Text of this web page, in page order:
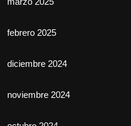
febrero 2025
diciembre 2024
noviembre 2024